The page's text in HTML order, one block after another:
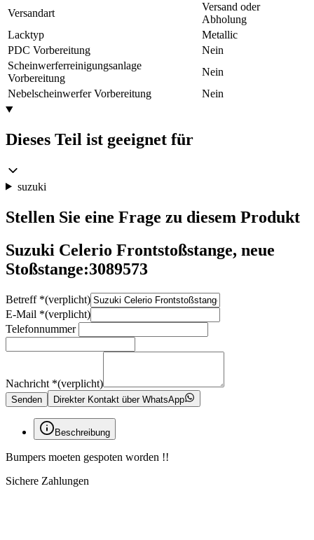
Versandart
Versand oder
Abholung
Lacktyp
Metallic
PDC Vorbereitung
Nein
Scheinwerferreinigungsanlage
Vorbereitung
Nein
Nebelscheinwerfer Vorbereitung
Nein
Dieses Teil ist geeignet für
suzuki
Stellen Sie eine Frage zu diesem Produkt
Suzuki Celerio Frontstoßstange, neue
Stoßstange:3089573
Betreff *(verplicht)
E-Mail *(verplicht)
Telefonnummer
Nachricht *(verplicht)
Senden Direkter Kontakt über WhatsApp
Beschreibung
Bumpers moeten gespoten worden !!
Sichere Zahlungen